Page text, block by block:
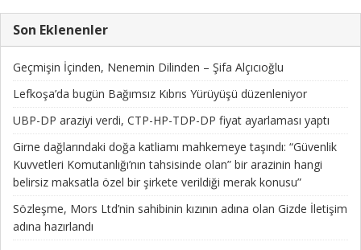
Son Eklenenler
Geçmişin İçinden, Nenemin Dilinden – Şifa Alçıcıoğlu
Lefkoşa’da bugün Bağımsız Kıbrıs Yürüyüşü düzenleniyor
UBP-DP araziyi verdi, CTP-HP-TDP-DP fiyat ayarlaması yaptı
Girne dağlarındaki doğa katliamı mahkemeye taşındı: “Güvenlik
Kuvvetleri Komutanlığı’nın tahsisinde olan” bir arazinin hangi
belirsiz maksatla özel bir şirkete verildiği merak konusu”
Sözleşme, Mors Ltd’nin sahibinin kızının adına olan Gizde İletişim
adına hazırlandı